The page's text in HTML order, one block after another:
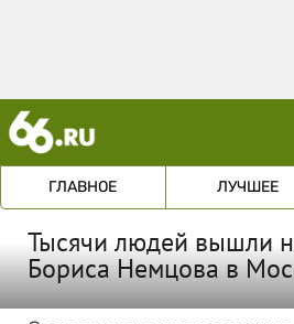
ГЛАВНОЕ ЛУЧШЕЕ
Тысячи людей вышли
Бориса Немцова в